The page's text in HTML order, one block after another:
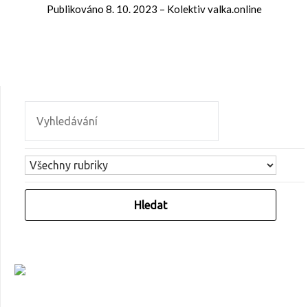
Publikováno 8. 10. 2023 – Kolektiv valka.online